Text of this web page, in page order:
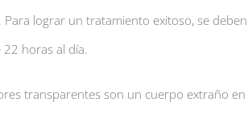
lograr un tratamiento exitoso, se deben
horas al día.
transparentes son un cuerpo extraño en